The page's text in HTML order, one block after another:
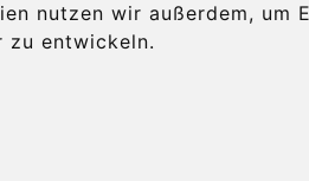
nutzen wir außerdem, um
zu entwickeln.